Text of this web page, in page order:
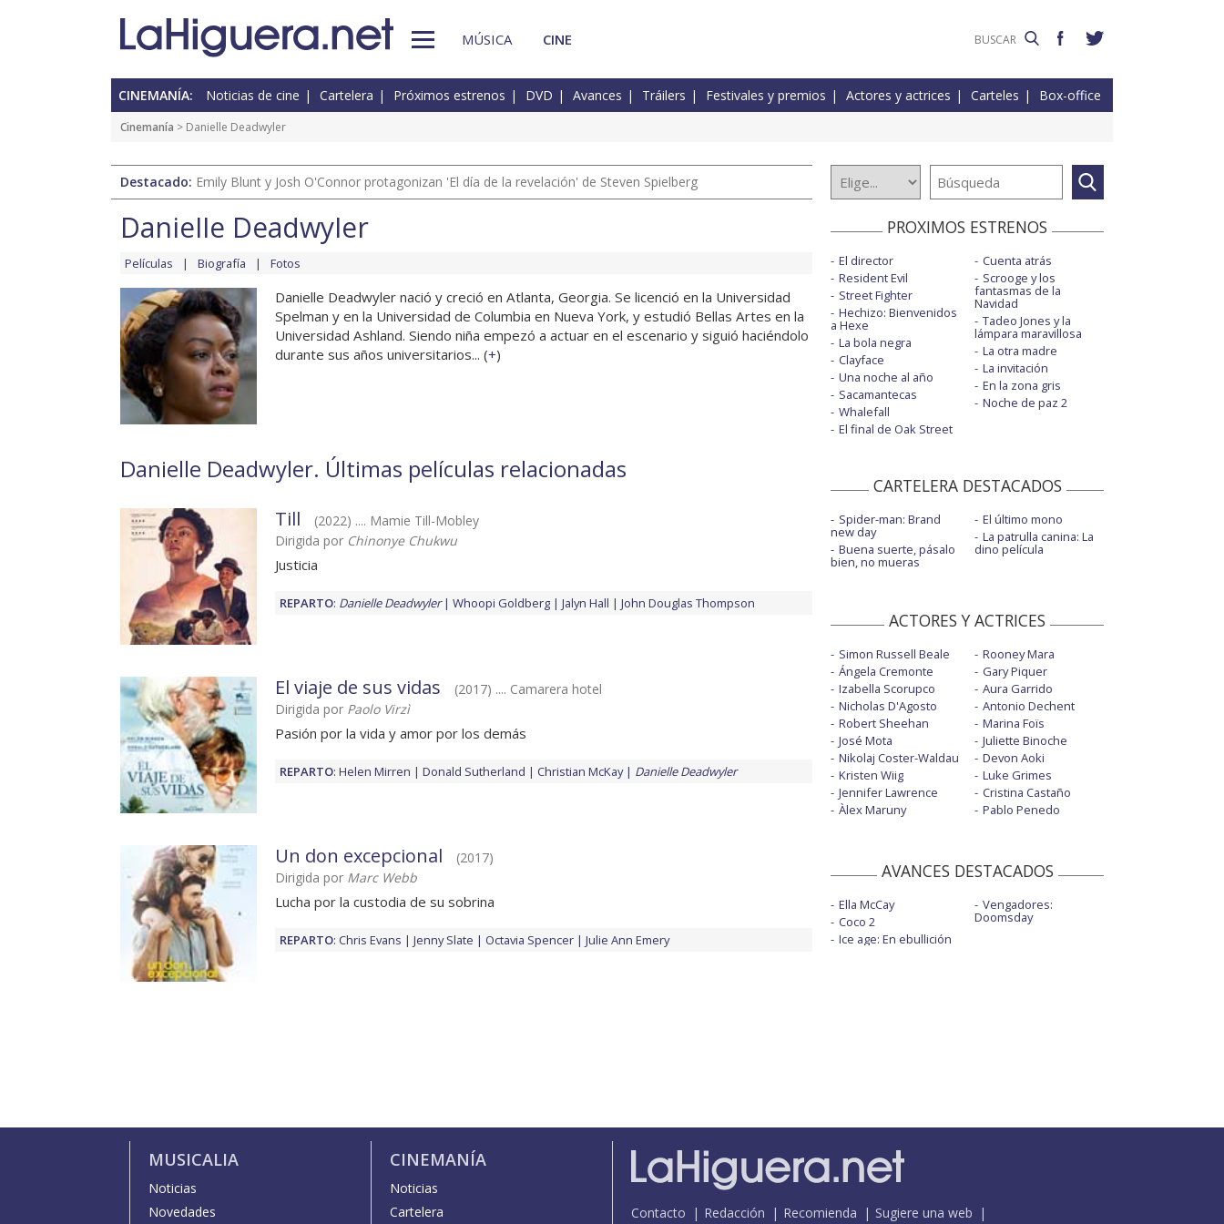
MÚSICA CINE
CINEMANÍA: Noticias de cine Cartelera Próximos estrenos DVD Avances Tráilers Festivales y premios Actores y actrices Carteles Box-office
Cinemanía > Danielle Deadwyler
Destacado: Emily Blunt y Josh O'Connor protagonizan 'El día de la revelación' de Steven Spielberg
Danielle Deadwyler
Películas Biografía Fotos
Danielle Deadwyler nació y creció en Atlanta, Georgia. Se licenció en la Universidad
Spelman y en la Universidad de Columbia en Nueva York, y estudió Bellas Artes en la
Universidad Ashland. Siendo niña empezó a actuar en el escenario y siguió haciéndolo
durante sus años universitarios... (+)
Danielle Deadwyler. Últimas películas relacionadas
Till
(2022) .... Mamie Till-Mobley
Dirigida por Chinonye Chukwu
Justicia
REPARTO: Danielle Deadwyler Whoopi Goldberg Jalyn Hall John Douglas Thompson
El viaje de sus vidas
(2017) .... Camarera hotel
Dirigida por Paolo Virzì
Pasión por la vida y amor por los demás
REPARTO: Helen Mirren Donald Sutherland Christian McKay Danielle Deadwyler
Un don excepcional
(2017)
Dirigida por Marc Webb
Lucha por la custodia de su sobrina
REPARTO: Chris Evans Jenny Slate Octavia Spencer Julie Ann Emery
PROXIMOS ESTRENOS
El director
Resident Evil
Street Fighter
Hechizo: Bienvenidos
a Hexe
La bola negra
Clayface
Una noche al año
Sacamantecas
Whalefall
El final de Oak Street
Cuenta atrás
Scrooge y los
fantasmas de la
Navidad
Tadeo Jones y la
lámpara maravillosa
La otra madre
La invitación
En la zona gris
Noche de paz 2
CARTELERA DESTACADOS
Spider-man: Brand
new day
Buena suerte, pásalo
bien, no mueras
El último mono
La patrulla canina: La
dino película
ACTORES Y ACTRICES
Simon Russell Beale
Ángela Cremonte
Izabella Scorupco
Nicholas D'Agosto
Robert Sheehan
José Mota
Nikolaj Coster-Waldau
Kristen Wiig
Jennifer Lawrence
Àlex Maruny
Rooney Mara
Gary Piquer
Aura Garrido
Antonio Dechent
Marina Foïs
Juliette Binoche
Devon Aoki
Luke Grimes
Cristina Castaño
Pablo Penedo
AVANCES DESTACADOS
Ella McCay
Coco 2
Ice age: En ebullición
Vengadores:
Doomsday
MUSICALIA
Noticias
Novedades
CINEMANÍA
Noticias
Cartelera
Contacto Redacción Recomienda Sugiere una web